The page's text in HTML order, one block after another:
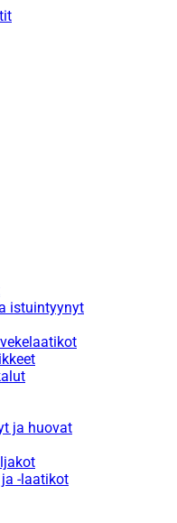
istuintyynyt
ja huovat
-laatikot